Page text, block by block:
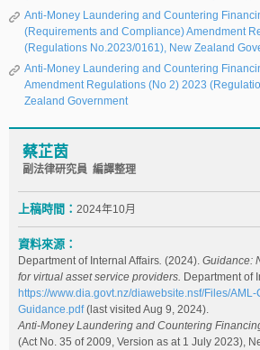
Anti-Money Laundering and Countering
(Requirements and Compliance) Amendment
(Regulations No.2023/0161), New Zealand
Anti-Money Laundering and Countering
Amendment Regulations (No 2) 2023
Zealand Government
蔡芷茵
副法律研究員 編譯整理
上稿時間： 2024年10月
資料來源：
Department of Internal Affairs. (2024). Guidance:
for virtual asset service providers. Department of
https://www.dia.govt.nz/diawebsite.nsf/Files/
Guidance.pdf(last visited Aug 9, 2024).
Anti-Money Laundering and Countering
(Act No. 35 of 2009, Version as at 1 July 2023),